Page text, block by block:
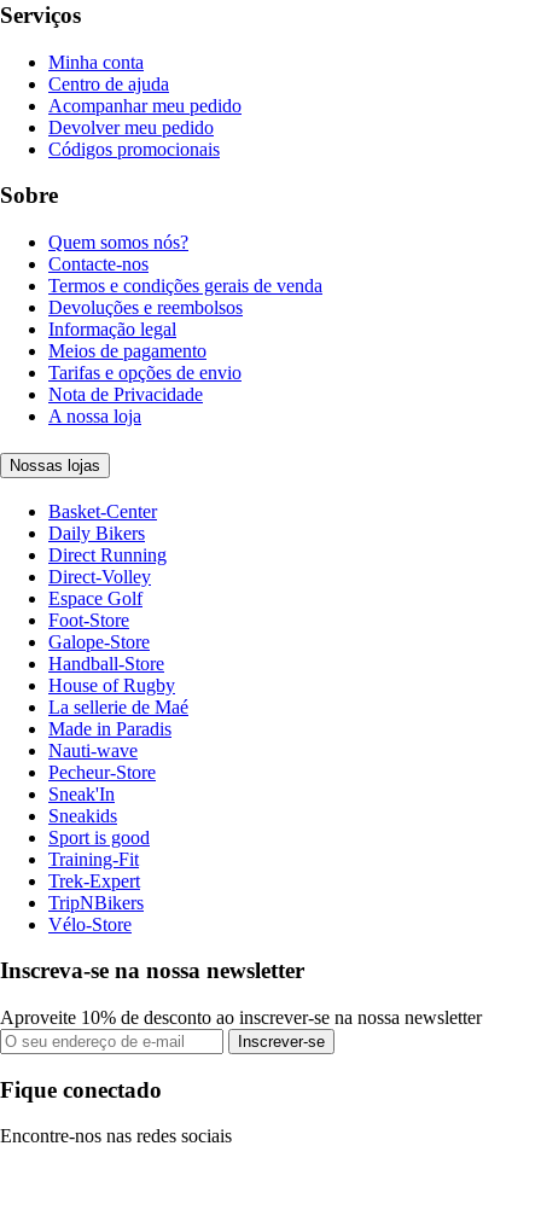
Serviços
Minha conta
Centro de ajuda
Acompanhar meu pedido
Devolver meu pedido
Códigos promocionais
Sobre
Quem somos nós?
Contacte-nos
Termos e condições gerais de venda
Devoluções e reembolsos
Informação legal
Meios de pagamento
Tarifas e opções de envio
Nota de Privacidade
A nossa loja
Nossas lojas
Basket-Center
Daily Bikers
Direct Running
Direct-Volley
Espace Golf
Foot-Store
Galope-Store
Handball-Store
House of Rugby
La sellerie de Maé
Made in Paradis
Nauti-wave
Pecheur-Store
Sneak'In
Sneakids
Sport is good
Training-Fit
Trek-Expert
TripNBikers
Vélo-Store
Inscreva-se na nossa newsletter
Aproveite 10% de desconto ao inscrever-se na nossa newsletter
Inscrever-se
Fique conectado
Encontre-nos nas redes sociais